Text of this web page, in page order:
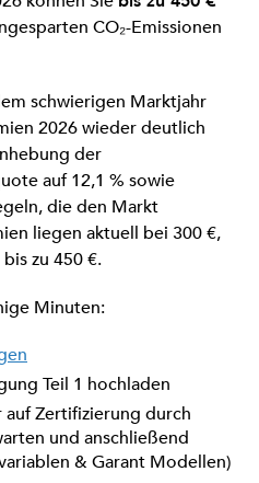
CO₂-Emissionen
schwierigen Marktjahr
2026 wieder deutlich
der
auf 12,1 % sowie
die den Markt
liegen aktuell bei 300 €,
zu 450 €.
Minuten:
Teil 1 hochladen
Zertifizierung durch
und anschließend
& Garant Modellen)